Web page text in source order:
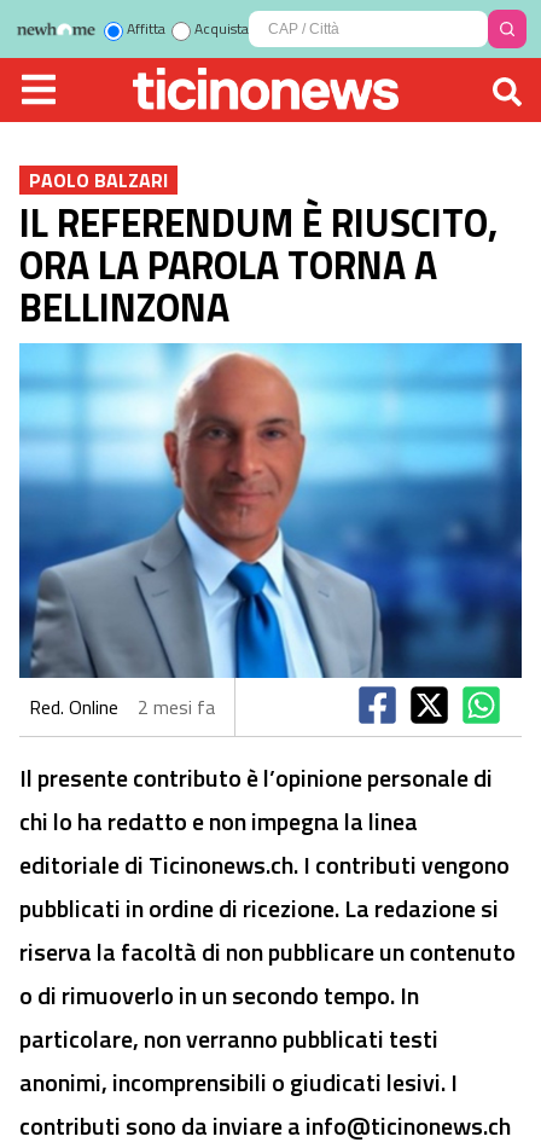
Affitta Acquista
PAOLO BALZARI
IL REFERENDUM È RIUSCITO,
ORA LA PAROLA TORNA A
BELLINZONA
Red. Online 2 mesi fa
Il presente contributo è l’opinione personale di
chi lo ha redatto e non impegna la linea
editoriale di Ticinonews.ch. I contributi vengono
pubblicati in ordine di ricezione. La redazione si
riserva la facoltà di non pubblicare un contenuto
o di rimuoverlo in un secondo tempo. In
particolare, non verranno pubblicati testi
anonimi, incomprensibili o giudicati lesivi. I
contributi sono da inviare ainfo@ticinonews.ch